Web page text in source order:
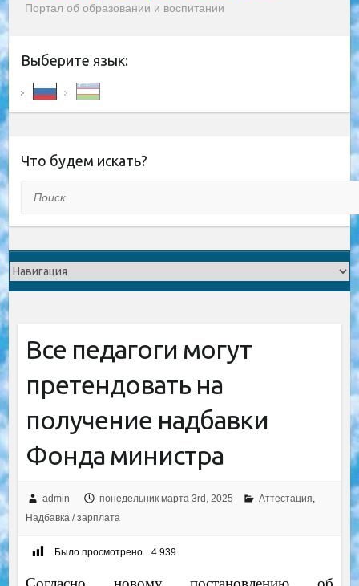
Портал об образовании и воспитании
Выберите язык:
Что будем искать?
Все педагоги могут
претендовать на
получение надбавки
Фонда министра
admin понедельник марта 3rd, 2025 Аттестация,
Надбавка / зарплата
Было просмотрено 4 939